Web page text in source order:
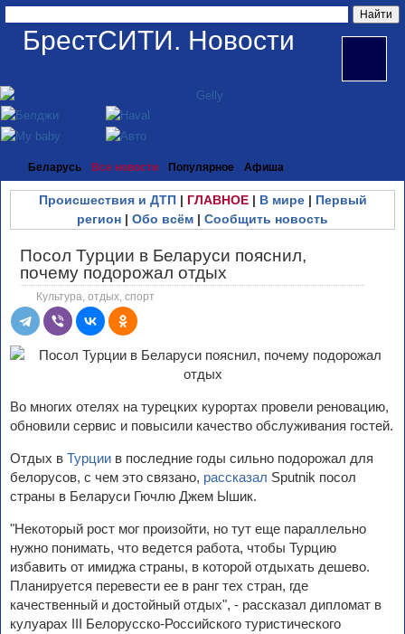
БрестСИТИ. Новости
Беларусь Все новости Популярное Афиша
Происшествия и ДТП| ГЛАВНОЕ| В мире| Первый
регион | Обо всём | Сообщить новость
Посол Турции в Беларуси пояснил,
почему подорожал отдых
Культура, отдых, спорт
Во многих отелях на турецких курортах провели реновацию,
обновили сервис и повысили качество обслуживания гостей.
Отдых в Турции в последние годы сильно подорожал для
белорусов, с чем это связано, рассказал Sputnik посол
страны в Беларуси Гючлю Джем Ышик.
"Некоторый рост мог произойти, но тут еще параллельно
нужно понимать, что ведется работа, чтобы Турцию
избавить от имиджа страны, в которой отдыхать дешево.
Планируется перевести ее в ранг тех стран, где
качественный и достойный отдых", - рассказал дипломат в
кулуарах III Белорусско-Российского туристического